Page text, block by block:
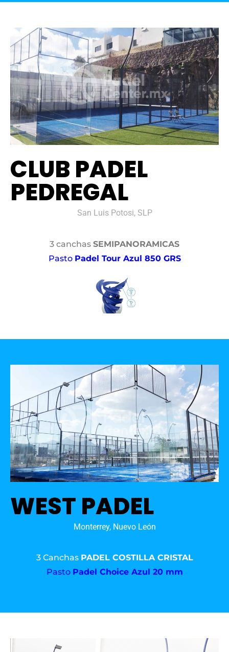
CLUB PADEL
PEDREGAL
San Luis Potosi, SLP
3 canchas SEMIPANORAMICAS
Pasto Padel Tour Azul 850 GRS
WEST PADEL
Monterrey, Nuevo León
3 Canchas PADEL COSTILLA CRISTAL
Pasto Padel Choice Azul 20 mm